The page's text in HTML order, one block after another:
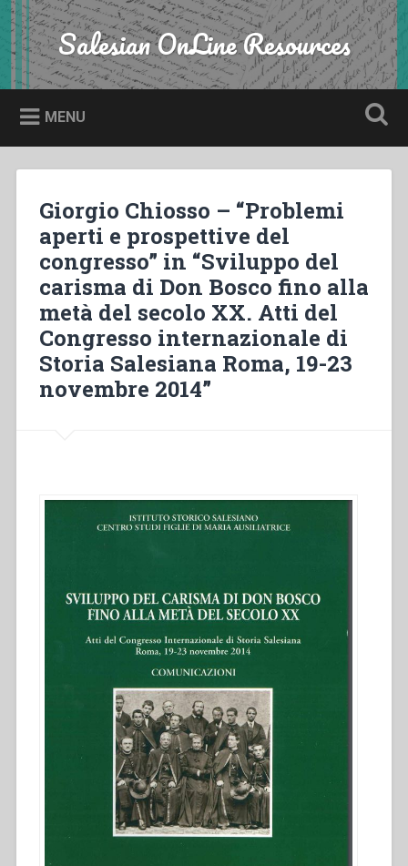
Skip
to
content
Search Salesian OnLine Resources
MENU
Giorgio Chiosso – “Problemi
aperti e prospettive del
congresso” in “Sviluppo del
carisma di Don Bosco fino alla
metà del secolo XX. Atti del
Congresso internazionale di
Storia Salesiana Roma, 19-23
novembre 2014”